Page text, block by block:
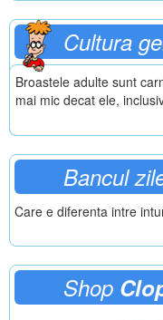
Cultura
Broastele adulte sunt
mai mic decat ele,
Bancul
Care e diferenta intre
Shop